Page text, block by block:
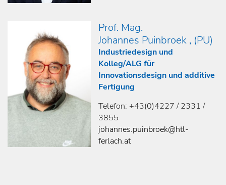
Prof. Mag.
Johannes Puinbroek , (PU)
Industriedesign und
Kolleg/ALG für
Innovationsdesign und additive
Fertigung
Telefon: +43(0)4227 / 2331 /
3855
johannes.puinbroek@htl-
ferlach.at